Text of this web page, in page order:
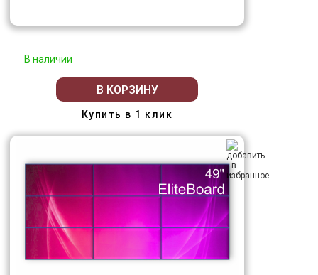
В наличии
В КОРЗИНУ
Купить в 1 клик